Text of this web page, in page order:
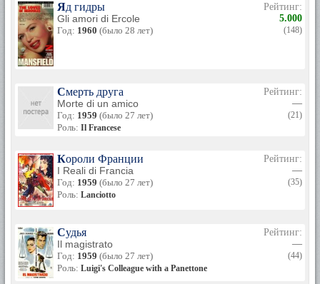
Яд гидры
Gli amori di Ercole
Год: 1960 (было 28 лет)
Рейтинг:
5.000
(148)
Смерть друга
Morte di un amico
Год: 1959 (было 27 лет)
Роль: Il Francese
Рейтинг:
—
(21)
Короли Франции
I Reali di Francia
Год: 1959 (было 27 лет)
Роль: Lanciotto
Рейтинг:
—
(35)
Судья
Il magistrato
Год: 1959 (было 27 лет)
Роль: Luigi's Colleague with a Panettone
Рейтинг:
—
(44)